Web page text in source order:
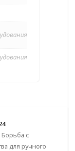
Борьба с
для ручного